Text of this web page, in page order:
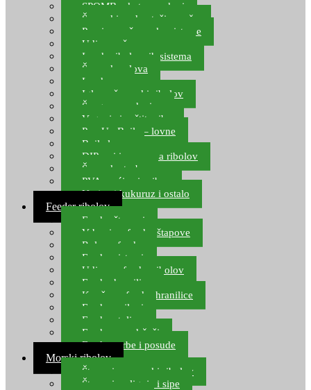
SPOMB rakete, markeri
Šaranski podmetači, mreže
Pernice za šaranske sisteme
Udice za šarana, amura
Izrada ribolovnih sistema
Šaranska olova
Leadcore
Igle za šaranski ribolov
Špage, upredenice
Vaganje i zaštita ribe
Pop Up Boile – lovne
Boile lovne
DIP-ovi i arome za ribolov
Šaranske torbe
PVA vrećice i pribor
Umjetni kukuruz i ostalo
Feeder ribolov
Feeder štapovi
Vrhovi za feeder štapove
Role za feeder
Feeder sistemi
Udice za feeder ribolov
Feeder hranilice
Kopče za feeder hranilice
Feeder najloni
Feeder stolice
Feeder arm držači
Feeder torbe i posude
Morski ribolov
Štapovi za morski ribolov
Štapovi za lignje i sipe